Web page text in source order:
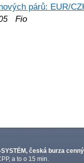
párů: EUR/
Fio
SYSTÉM, česká burza
a to o 15 min.